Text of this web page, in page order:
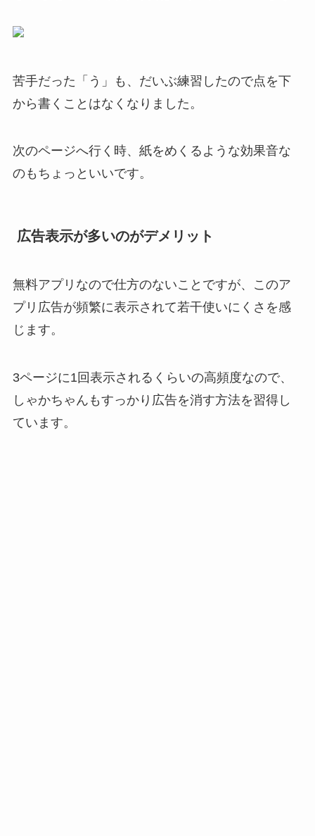
苦手だった「う」も、だいぶ練習したので点を下
から書くことはなくなりました。
次のページへ行く時、紙をめくるような効果音な
のもちょっといいです。
広告表示が多いのがデメリット
無料アプリなので仕方のないことですが、このア
プリ広告が頻繁に表示されて若干使いにくさを感
じます。
3ページに1回表示されるくらいの高頻度なので、
しゃかちゃんもすっかり広告を消す方法を習得し
ています。